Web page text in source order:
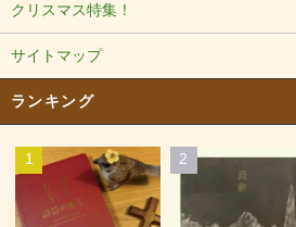
クリスマス特集！
サイトマップ
ランキング
1 2